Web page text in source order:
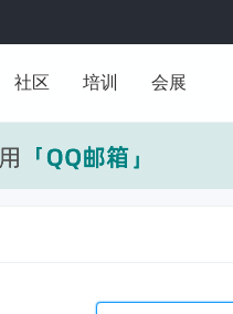
社区 培训 会展